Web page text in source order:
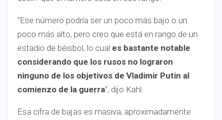
“Ese número podría ser un poco más bajo o un
poco más alto, pero creo que está en rango de un
estadio de béisbol, lo cual es bastante notable
considerando que los rusos no lograron
ninguno de los objetivos de Vladimir Putin al
comienzo de la guerra”, dijo Kahl.
Esa cifra de bajas es masiva, aproximadamente